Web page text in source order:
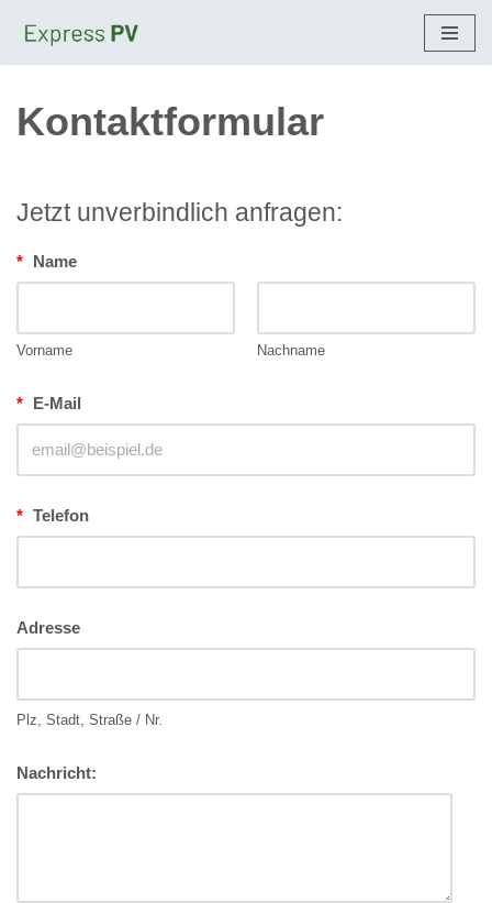
springen
Kontaktformular
Jetzt unverbindlich anfragen:
* Name
Vorname Nachname
* E-Mail
* Telefon
Adresse
Plz, Stadt, Straße / Nr.
Nachricht: